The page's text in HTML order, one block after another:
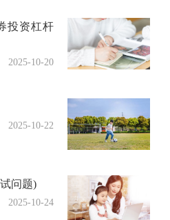
投资杠杆
2025-10-20
2025-10-22
问题)
2025-10-24